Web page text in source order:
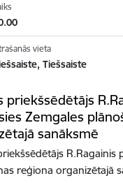
vieta
Tiešsaiste
priekšsēdētājs
Zemgales
sanāksmē
R.Ragainis
reģiona organizētajā